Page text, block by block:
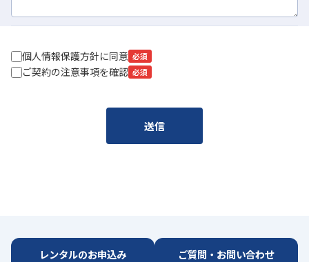
個人情報保護方針に同意 必須
ご契約の注意事項を確認 必須
送信
レンタルのお申込み ご質問・お問い合わせ